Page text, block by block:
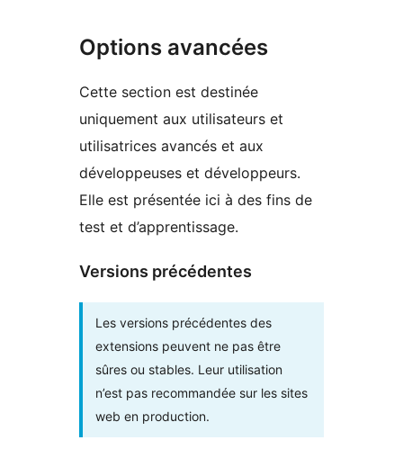
Options avancées
Cette section est destinée
uniquement aux utilisateurs et
utilisatrices avancés et aux
développeuses et développeurs.
Elle est présentée ici à des fins de
test et d’apprentissage.
Versions précédentes
Les versions précédentes des
extensions peuvent ne pas être
sûres ou stables. Leur utilisation
n’est pas recommandée sur les sites
web en production.